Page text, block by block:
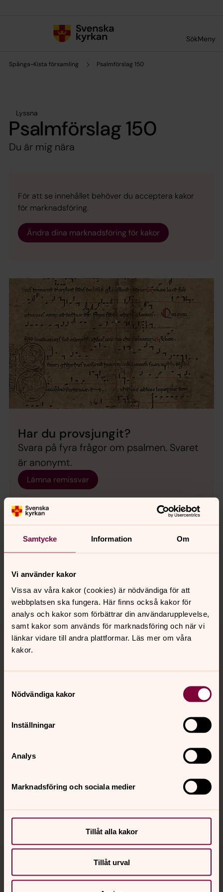
Samtycke Information Om
Vi använder kakor
Vissa av våra kakor (cookies) är nödvändiga för att
webbplatsen ska fungera. Här finns också kakor för
analys och kakor som förbättrar din användarupplevelse,
samt kakor som används för marknadsföring och när vi
länkar vidare till andra plattformar. Läs mer om våra
kakor.
Nödvändiga kakor
Inställningar
Analys
Marknadsföring och sociala medier
Tillåt alla kakor
Tillåt urval
SökMeny
Spånga-Kista församling Psalmförslag 150
Lyssna
Psalmförslag 150
Du är mig nära
För att se innehållet behöver du acceptera kakor
för marknadsföring.
Ändra dina marknadsföring för kakor
Har du provsjungit?
Svara på fyra frågor om psalmen. Svaret
är anonymt.
Lämna remissvar
Synpunkter eller frågor på sidans
spanga-kista.forsamling@svenskakyrkan.se
Dela
Tillbaka till toppen
Tillbaka till innehållet
Hitta snabbt
Sociala kanaler
Jourhavande präst